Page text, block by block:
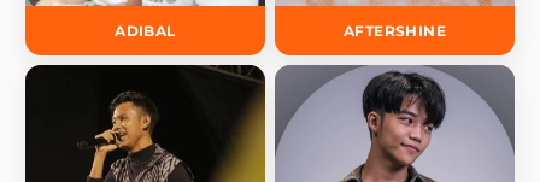
ADIBAL AFTERSHINE